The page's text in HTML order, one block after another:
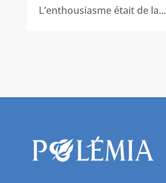
L’enthousiasme était de la...